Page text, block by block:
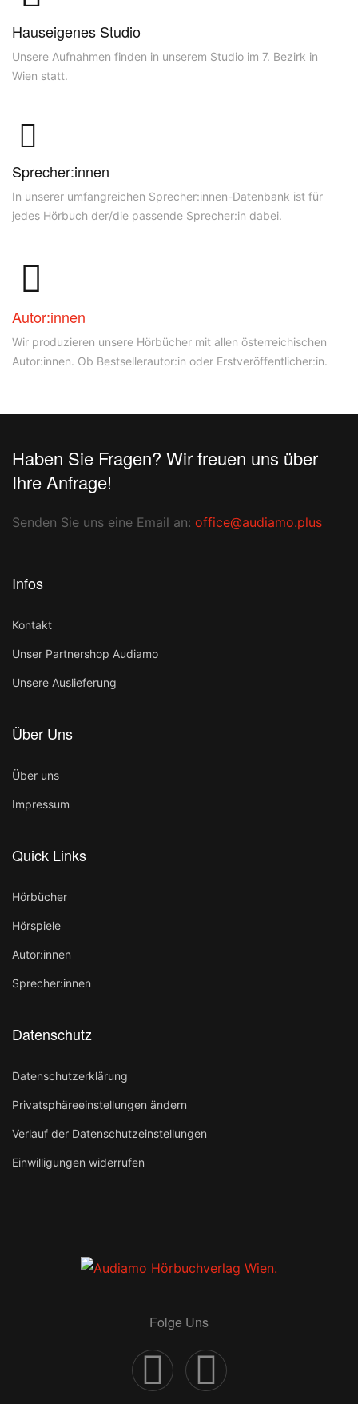
Hauseigenes Studio
Unsere Aufnahmen finden in unserem Studio im 7. Bezirk in
Wien statt.
Sprecher:innen
In unserer umfangreichen Sprecher:innen-Datenbank ist für
jedes Hörbuch der/die passende Sprecher:in dabei.
Autor:innen
Wir produzieren unsere Hörbücher mit allen österreichischen
Autor:innen. Ob Bestsellerautor:in oder Erstveröffentlicher:in.
Haben Sie Fragen? Wir freuen uns über
Ihre Anfrage!
Senden Sie uns eine Email an: office@audiamo.plus
Infos
Kontakt
Unser Partnershop Audiamo
Unsere Auslieferung
Über Uns
Über uns
Impressum
Quick Links
Hörbücher
Hörspiele
Autor:innen
Sprecher:innen
Datenschutz
Datenschutzerklärung
Privatsphäreeinstellungen ändern
Verlauf der Datenschutzeinstellungen
Einwilligungen widerrufen
Folge Uns